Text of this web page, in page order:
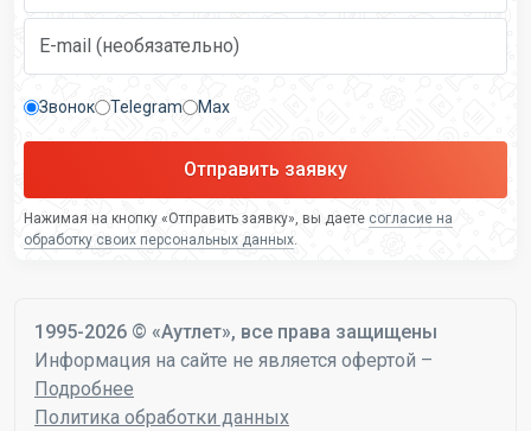
Звонок Telegram Max
Отправить заявку
Нажимая на кнопку «Отправить заявку», вы даете согласие на
обработку своих персональных данных
1995-2026 © «Аутлет», все права защищены
Информация на сайте не является офертой –
Подробнее
Политика обработки данных